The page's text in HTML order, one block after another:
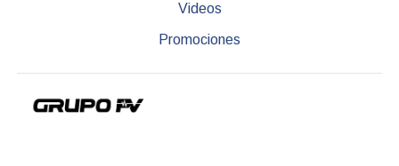
Videos
Promociones